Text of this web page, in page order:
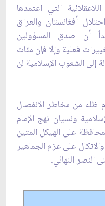
التي اعتمدها
أفغانستان والعراق
أن صدق المسؤولين
فعلية وإلا فإن مئات
إلى الشعوب الإسلامية لن
ظله من مخاطر الانفصال
ونسيان نهج الإمام
على الهيكل المتين
على عزم الجماهير
النصر النهائي.